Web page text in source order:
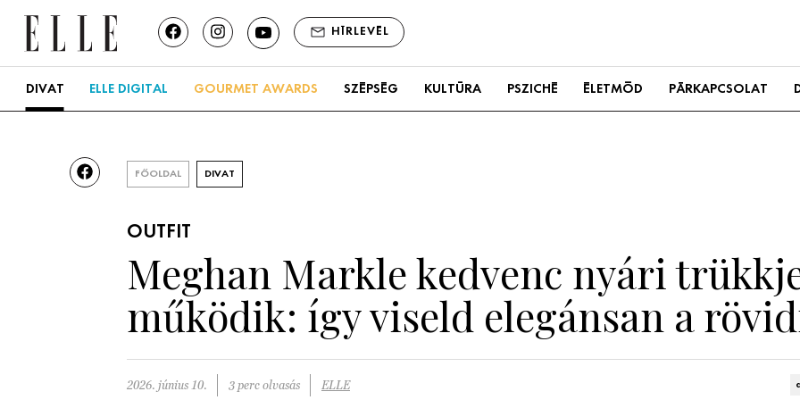
HÍRLEVÉL
DIVAT ELLE DIGITAL GOURMET AWARDS SZÉPSÉG KULTÚRA PSZICHÉ ÉLETMÓD PÁRKAPCSOLAT
FŐOLDAL DIVAT
OUTFIT
Meghan Markle kedvenc nyári
működik: így viseld elegánsan a
2026. június 10. 3 perc olvasás ELLE